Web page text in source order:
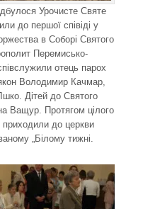
Урочисте Святе
до першої співіді у
в Соборі Святого
Перемисько-
отець парох
Володимир Качмар,
Дітей до Святого
Ващур. Протягом цілого
приходили до церкви
„Білому тижні.